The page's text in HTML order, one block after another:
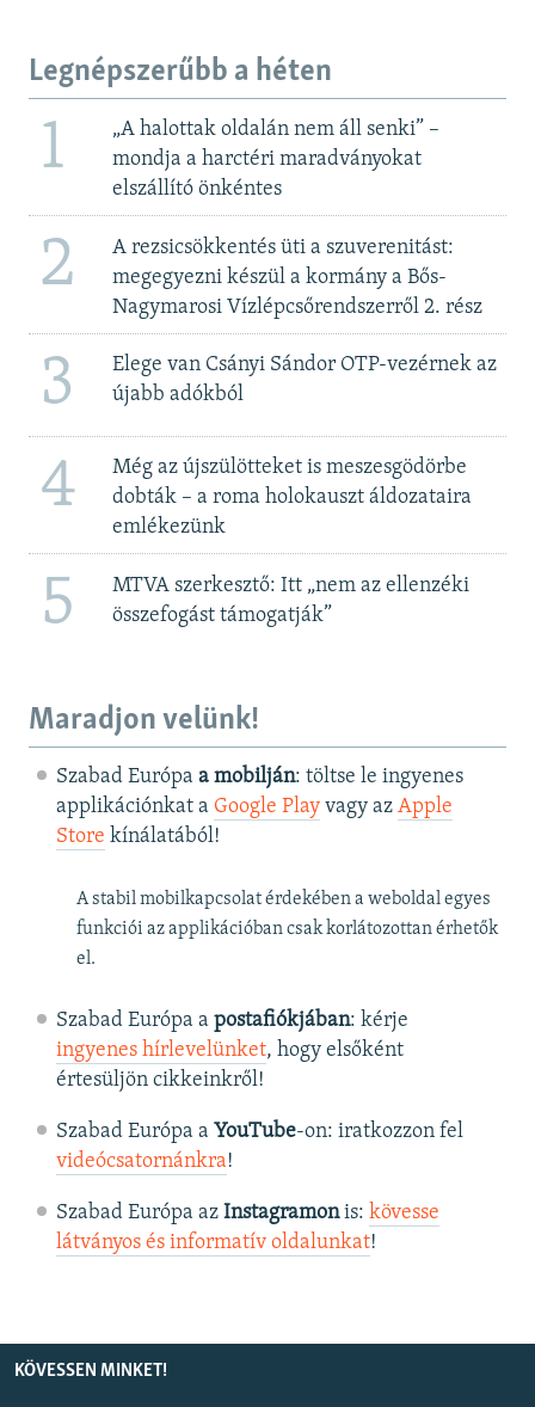
Legnépszerűbb a héten
1
„A halottak oldalán nem áll senki” –
mondja a harctéri maradványokat
elszállító önkéntes
2
A rezsicsökkentés üti a szuverenitást:
megegyezni készül a kormány a Bős-
Nagymarosi Vízlépcsőrendszerről 2. rész
3
Elege van Csányi Sándor OTP-vezérnek az
újabb adókból
4
Még az újszülötteket is meszesgödörbe
dobták – a roma holokauszt áldozataira
emlékezünk
5
MTVA szerkesztő: Itt „nem az ellenzéki
összefogást támogatják”
Maradjon velünk!
Szabad Európa a mobilján: töltse le ingyenes
applikációnkat a Google Playvagy az Apple
Store kínálatából!
A stabil mobilkapcsolat érdekében a weboldal egyes
funkciói az applikációban csak korlátozottan érhetők
el.
Szabad Európa a postafiókjában: kérje
ingyenes hírlevelünket, hogy elsőként
értesüljön cikkeinkről!
Szabad Európa a YouTube-on: iratkozzon fel
videócsatornánkra!
Szabad Európa az Instagramonis: kövesse
látványos és informatív oldalunkat! ​
KÖVESSEN MINKET!